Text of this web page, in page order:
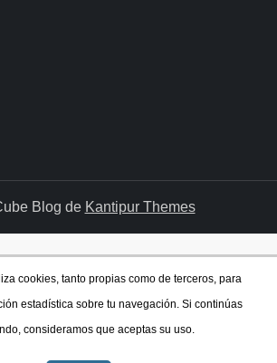
Blog de Kantipur Themes
cookies, tanto propias como de terceros, para
estadística sobre tu navegación. Si continúas
consideramos que aceptas su uso.